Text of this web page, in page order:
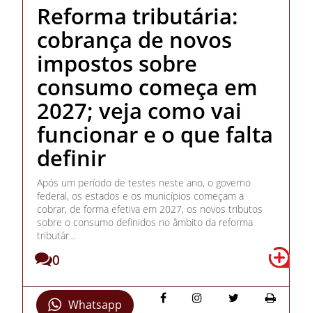
Reforma tributária:
cobrança de novos
impostos sobre
consumo começa em
2027; veja como vai
funcionar e o que falta
definir
Após um período de testes neste ano, o governo
federal, os estados e os municípios começam a
cobrar, de forma efetiva em 2027, os novos tributos
sobre o consumo definidos no âmbito da reforma
tributár...
0
Whatsapp